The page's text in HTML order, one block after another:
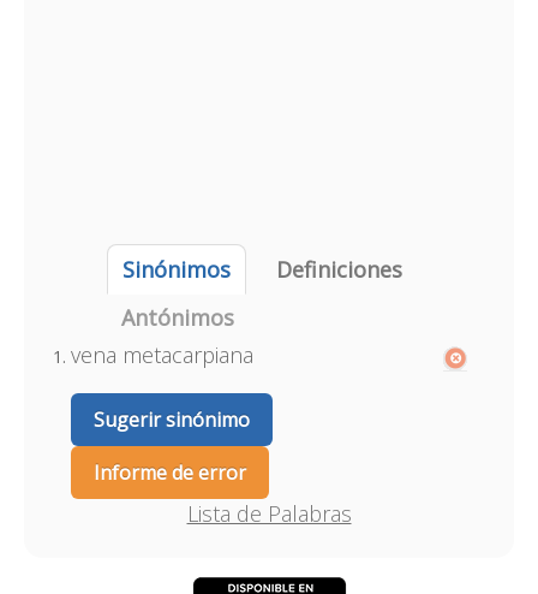
Sinónimos
Definiciones
Antónimos
vena metacarpiana
Sugerir sinónimo
Informe de error
Lista de Palabras